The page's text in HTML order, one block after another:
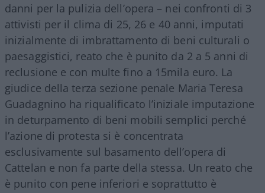
danni per la pulizia dell’opera – nei confronti di 3
attivisti per il clima di 25, 26 e 40 anni, imputati
inizialmente di imbrattamento di beni culturali o
paesaggistici, reato che è punito da 2 a 5 anni di
reclusione e con multe fino a 15mila euro. La
giudice della terza sezione penale Maria Teresa
Guadagnino ha riqualificato l’iniziale imputazione
in deturpamento di beni mobili semplici perché
l’azione di protesta si è concentrata
esclusivamente sul basamento dell’opera di
Cattelan e non fa parte della stessa. Un reato che
è punito con pene inferiori e soprattutto è